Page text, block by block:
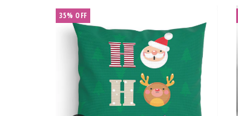
35% OFF